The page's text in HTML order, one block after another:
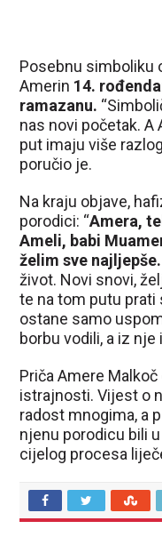
Posebnu simboliku
Amerin 14.
ramazanu.
nas novi početak. A
put imaju više
poručio je.
Na kraju objave,
porodici: “Amera,
Ameli, babi
želim sve najljepše.
život. Novi snovi,
te na tom putu prati
ostane samo
borbu vodili, a iz
Priča Amerе
istrajnosti. Vijest o
radost mnogima, a
njenu porodicu bili
cijelog procesa